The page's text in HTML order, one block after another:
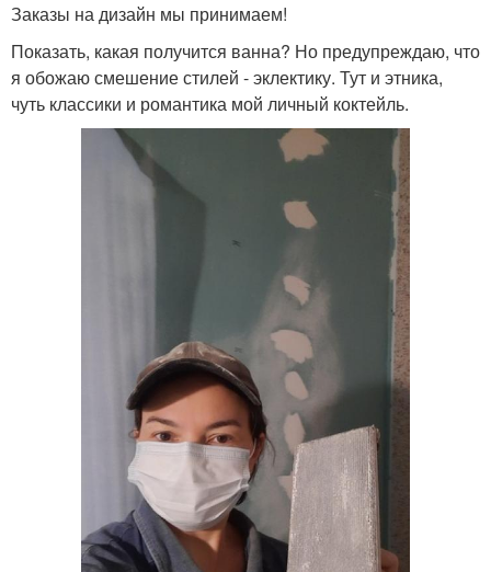
Заказы на дизайн мы принимаем!
Показать, какая получится ванна? Но предупреждаю, что
я обожаю смешение стилей - эклектику. Тут и этника,
чуть классики и романтика мой личный коктейль.